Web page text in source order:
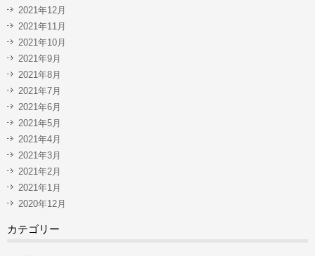
2021年12月
2021年11月
2021年10月
2021年9月
2021年8月
2021年7月
2021年6月
2021年5月
2021年4月
2021年3月
2021年2月
2021年1月
2020年12月
カテゴリー